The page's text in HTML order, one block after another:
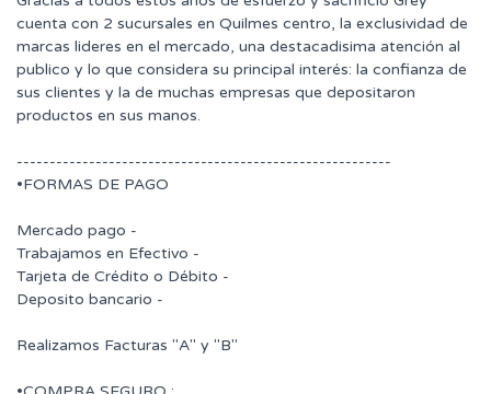
cuenta con 2 sucursales en Quilmes centro, la exclusividad de
marcas lideres en el mercado, una destacadisima atención al
publico y lo que considera su principal interés: la confianza de
sus clientes y la de muchas empresas que depositaron
productos en sus manos.
---------------------------------------------------------
•FORMAS DE PAGO
Mercado pago -
Trabajamos en Efectivo -
Tarjeta de Crédito o Débito -
Deposito bancario -
Realizamos Facturas "A" y "B"